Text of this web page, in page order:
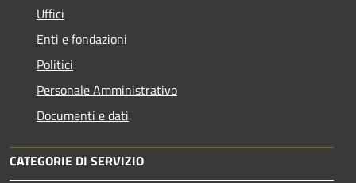
Uffici
Enti e fondazioni
Politici
Personale Amministrativo
Documenti e dati
CATEGORIE DI SERVIZIO